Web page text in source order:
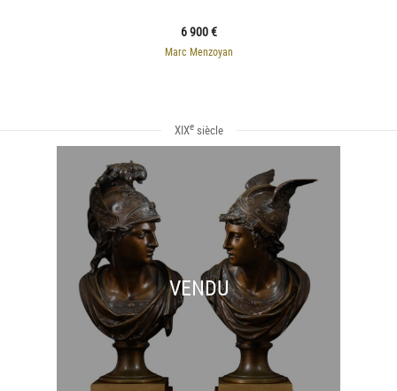
6 900 €
Marc Menzoyan
XIXesiècle
VENDU